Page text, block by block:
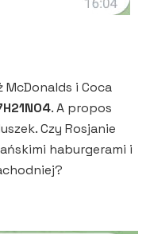
i Coca
. A propos
Czy Rosjanie
haburgerami i